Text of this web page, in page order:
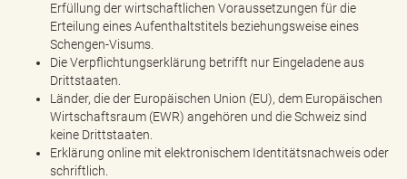
Erfüllung der wirtschaftlichen Voraussetzungen für die
Erteilung eines Aufenthaltstitels beziehungsweise eines
Schengen-Visums.
Die Verpflichtungserklärung betrifft nur Eingeladene aus
Drittstaaten.
Länder, die der Europäischen Union (EU), dem Europäischen
Wirtschaftsraum (EWR) angehören und die Schweiz sind
keine Drittstaaten.
Erklärung online mit elektronischem Identitätsnachweis oder
schriftlich.